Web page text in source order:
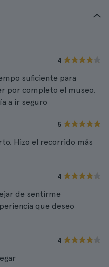
4
suficiente para
por completo el museo.
a ir seguro
5
Hizo el recorrido más
4
de sentirme
que deseo
4